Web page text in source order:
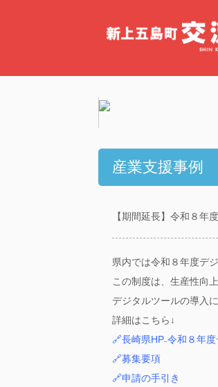
産業支援事例
【期間延長】令和８年
県内では令和８年度デ
この制度は、生産性向
デジタルツールの導入
詳細はこちら↓
🔗長崎県HP₋令和８年
🔗募集要項
🔗申請の手引き